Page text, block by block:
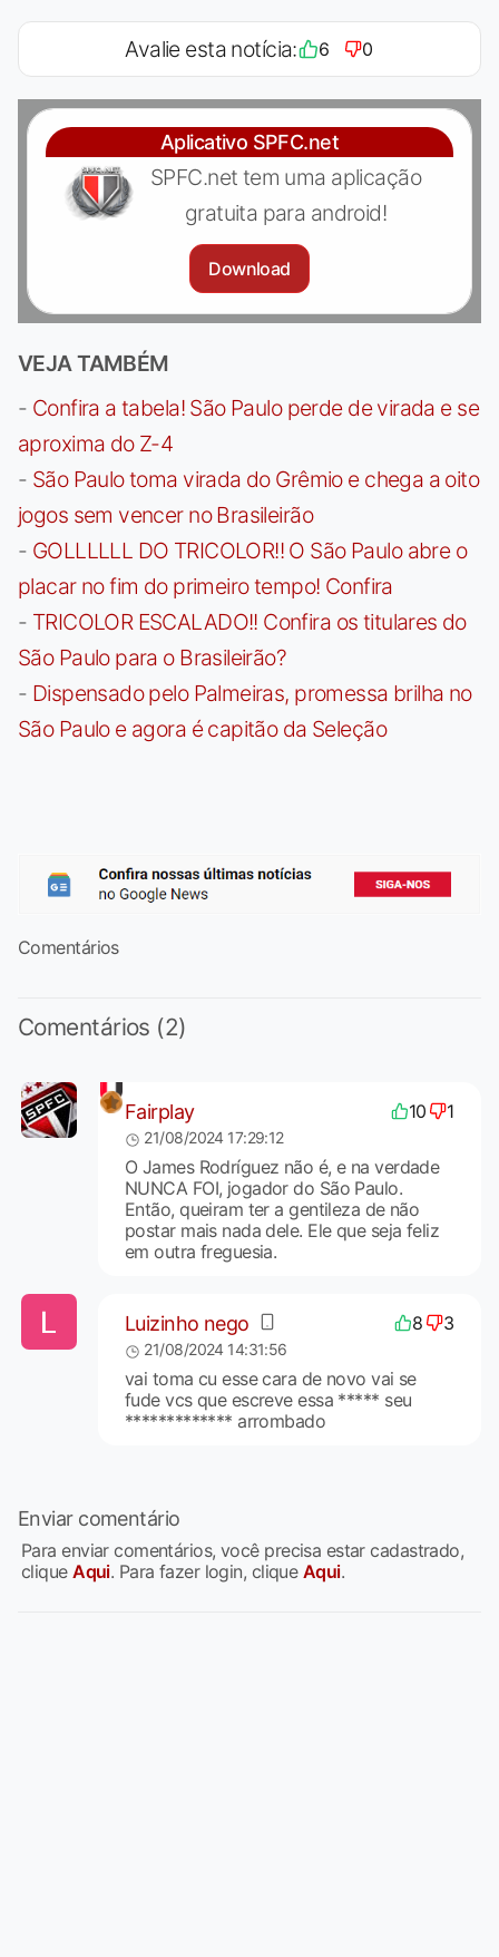
Avalie esta notícia: 6 0
Aplicativo SPFC.net
SPFC.net tem uma aplicação
gratuita para android!
Download
VEJA TAMBÉM
- Confira a tabela! São Paulo perde de virada e se
aproxima do Z-4
- São Paulo toma virada do Grêmio e chega a oito
jogos sem vencer no Brasileirão
- GOLLLLLL DO TRICOLOR!! O São Paulo abre o
placar no fim do primeiro tempo! Confira
- TRICOLOR ESCALADO!! Confira os titulares do
São Paulo para o Brasileirão?
- Dispensado pelo Palmeiras, promessa brilha no
São Paulo e agora é capitão da Seleção
Comentários
Comentários (2)
Fairplay 10 1
21/08/2024 17:29:12
O James Rodríguez não é, e na verdade
NUNCA FOI, jogador do São Paulo.
Então, queiram ter a gentileza de não
postar mais nada dele. Ele que seja feliz
em outra freguesia.
Luizinho nego 8 3
21/08/2024 14:31:56
vai toma cu esse cara de novo vai se
fude vcs que escreve essa ***** seu
************* arrombado
Enviar comentário
Para enviar comentários, você precisa estar cadastrado,
cliqueAqui. Para fazer login, clique Aqui.